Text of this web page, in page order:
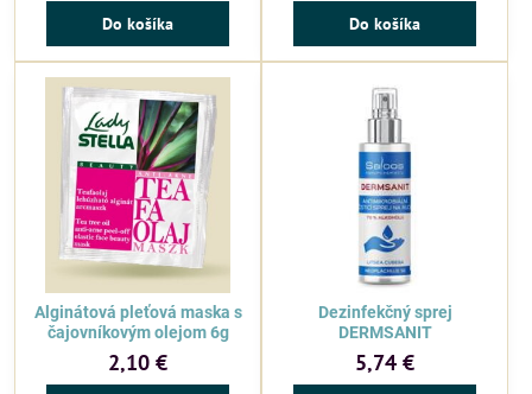
Do košíka Do košíka
Alginátová pleťová maska s
čajovníkovým olejom 6g
2,10 €
Dezinfekčný sprej
DERMSANIT
5,74 €